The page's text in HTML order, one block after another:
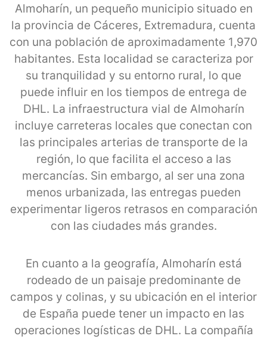
Almoharín, un pequeño municipio situado en
la provincia de Cáceres, Extremadura, cuenta
con una población de aproximadamente 1,970
habitantes. Esta localidad se caracteriza por
su tranquilidad y su entorno rural, lo que
puede influir en los tiempos de entrega de
DHL. La infraestructura vial de Almoharín
incluye carreteras locales que conectan con
las principales arterias de transporte de la
región, lo que facilita el acceso a las
mercancías. Sin embargo, al ser una zona
menos urbanizada, las entregas pueden
experimentar ligeros retrasos en comparación
con las ciudades más grandes.
En cuanto a la geografía, Almoharín está
rodeado de un paisaje predominante de
campos y colinas, y su ubicación en el interior
de España puede tener un impacto en las
operaciones logísticas de DHL. La compañía